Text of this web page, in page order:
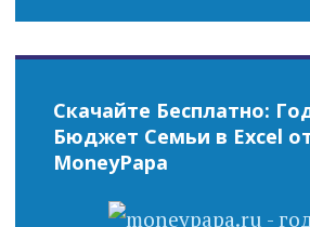
Скачайте Бесплатно:
Бюджет Семьи в Excel
MoneyPapa